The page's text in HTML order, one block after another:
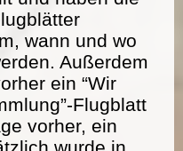
wann und wo
Außerdem
ein “Wir
Flugblatt
vorher, ein